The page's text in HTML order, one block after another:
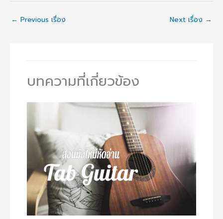
← Previous เรื่อง Next เรื่อง →
บทความที่เกี่ยวข้อง